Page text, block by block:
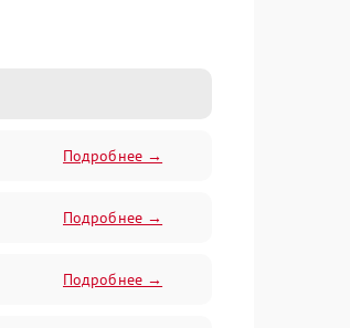
Подробнее →
Подробнее →
Подробнее →